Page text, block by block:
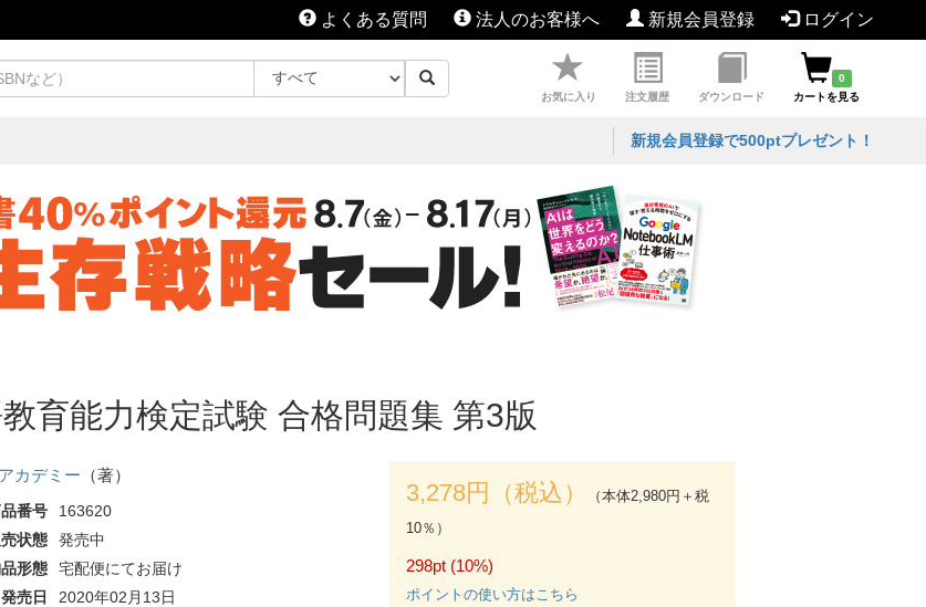
よくある質問 法人のお客様へ 新規会員登録 ログイン
お気に入り 注文履歴 ダウンロード
0
カートを見る
新規会員登録で500ptプレゼント！
育能力検定試験 合格問題集 第3版
カデミー （著）
番号
163620
状態
発売中
形態
宅配便にてお届け
発売日
2020年02月13日
3,278円（税込）
（本体2,980円＋税
10％）
298pt (10%)
ポイントの使い方はこちら